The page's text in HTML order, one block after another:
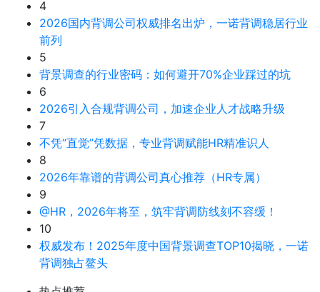
4
2026国内背调公司权威排名出炉，一诺背调稳居行业
前列
5
背景调查的行业密码：如何避开70%企业踩过的坑
6
2026引入合规背调公司，加速企业人才战略升级
7
不凭“直觉”凭数据，专业背调赋能HR精准识人
8
2026年靠谱的背调公司真心推荐（HR专属）
9
@HR，2026年将至，筑牢背调防线刻不容缓！
10
权威发布！2025年度中国背景调查TOP10揭晓，一诺
背调独占鳌头